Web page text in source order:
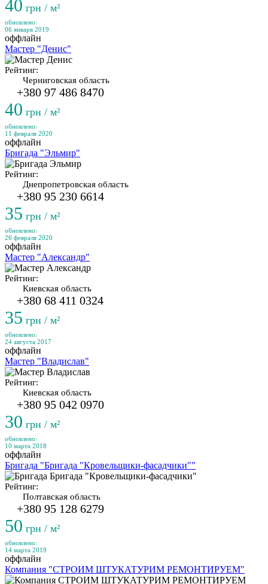
40 грн / м²
обновлено:
06 января 2019
оффлайн
Мастер "Денис"
Рейтинг:
Черниговская область
+380 97 486 8470
40 грн / м²
обновлено:
11 февраля 2020
оффлайн
Бригада "Эльмир"
Рейтинг:
Днепропетровская область
+380 95 230 6614
35 грн / м²
обновлено:
26 февраля 2020
оффлайн
Мастер "Александр"
Рейтинг:
Киевская область
+380 68 411 0324
35 грн / м²
обновлено:
24 августа 2017
оффлайн
Мастер "Владислав"
Рейтинг:
Киевская область
+380 95 042 0970
30 грн / м²
обновлено:
10 марта 2018
оффлайн
Бригада "Бригада "Кровельщики-фасадчики""
Рейтинг:
Полтавская область
+380 95 128 6279
50 грн / м²
обновлено:
14 марта 2019
оффлайн
Компания "СТРОИМ ШТУКАТУРИМ РЕМОНТИРУЕМ"